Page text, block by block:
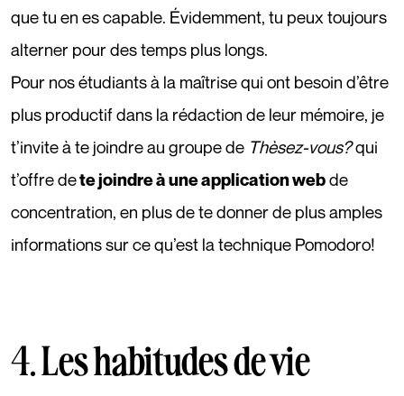
que tu en es capable. Évidemment, tu peux toujours
alterner pour des temps plus longs.
Pour nos étudiants à la maîtrise qui ont besoin d’être
plus productif dans la rédaction de leur mémoire, je
t’invite à te joindre au groupe de Thèsez-vous?qui
t’offre dete joindre à une application webde
concentration, en plus de te donner de plus amples
informations sur ce qu’est la technique Pomodoro!
4. Les habitudes de vie